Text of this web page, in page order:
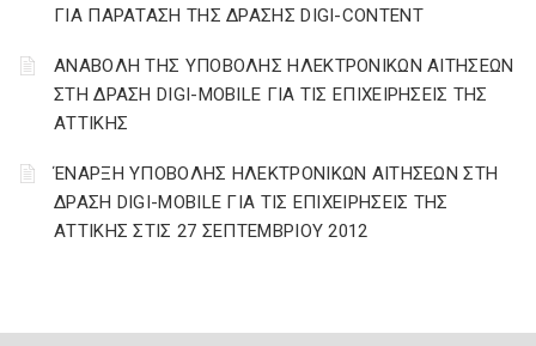
ΓΙΑ ΠΑΡΑΤΑΣΗ ΤΗΣ ΔΡΑΣΗΣ DIGI-CONTENT
ΑΝΑΒΟΛΗ ΤΗΣ ΥΠΟΒΟΛΗΣ ΗΛΕΚΤΡΟΝΙΚΩΝ ΑΙΤΗΣΕΩΝ
ΣΤΗ ΔΡΑΣΗ DIGI-MOBILE ΓΙΑ ΤΙΣ ΕΠΙΧΕΙΡΗΣΕΙΣ ΤΗΣ
ΑΤΤΙΚΗΣ
ΈΝΑΡΞΗ ΥΠΟΒΟΛΗΣ ΗΛΕΚΤΡΟΝΙΚΩΝ ΑΙΤΗΣΕΩΝ ΣΤΗ
ΔΡΑΣΗ DIGI-MOBILE ΓΙΑ ΤΙΣ ΕΠΙΧΕΙΡΗΣΕΙΣ ΤΗΣ
ΑΤΤΙΚΗΣ ΣΤΙΣ 27 ΣΕΠΤΕΜΒΡΙΟΥ 2012